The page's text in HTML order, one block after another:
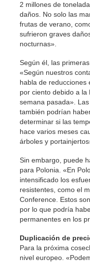
2 millones de
daños. No solo las
frutas de verano,
sufrieron graves
nocturnas».
Según él, las
«Según nuestros
habla de reducciones
por ciento debido a
semana pasada».
también podrían
determinar si las
hace varios meses
árboles y
Sin embargo, puede
para Polonia. «En
intensificado los
resistentes, como el
Conference. Estos
por lo que podría
permanentes en los
Duplicación de
Para la próxima
nivel europeo.